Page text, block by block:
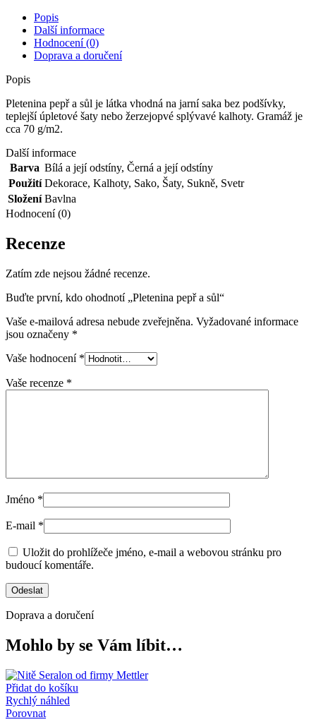
Popis
Další informace
Hodnocení (0)
Doprava a doručení
Popis
Pletenina pepř a sůl je látka vhodná na jarní saka bez podšívky,
teplejší úpletové šaty nebo žerzejopvé splývavé kalhoty. Gramáž je
cca 70 g/m2.
Další informace
Barva Bílá a její odstíny, Černá a její odstíny
Použití Dekorace, Kalhoty, Sako, Šaty, Sukně, Svetr
Složení Bavlna
Hodnocení (0)
Recenze
Zatím zde nejsou žádné recenze.
Buďte první, kdo ohodnotí „Pletenina pepř a sůl“
Vaše e-mailová adresa nebude zveřejněna. Vyžadované informace
jsou označeny *
Vaše hodnocení *
Vaše recenze *
Jméno *
E-mail *
Uložit do prohlížeče jméno, e-mail a webovou stránku pro
budoucí komentáře.
Doprava a doručení
Mohlo by se Vám líbit…
Přidat do košíku
Rychlý náhled
Porovnat